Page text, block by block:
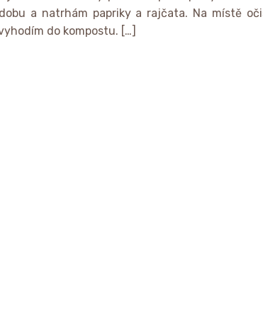
a natrhám papriky a rajčata. Na místě
do kompostu. […]